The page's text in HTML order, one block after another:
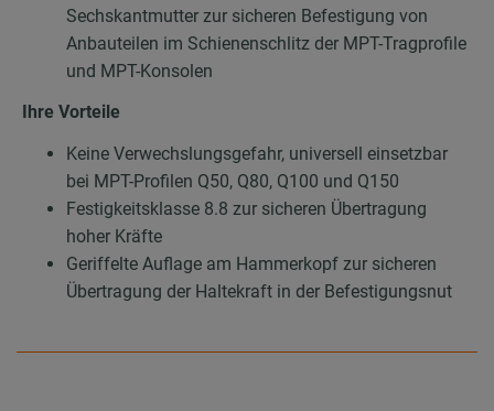
Sechskantmutter zur sicheren Befestigung von
Anbauteilen im Schienenschlitz der MPT-Tragprofile
und MPT-Konsolen
Ihre Vorteile
Keine Verwechslungsgefahr, universell einsetzbar
bei MPT-Profilen Q50, Q80, Q100 und Q150
Festigkeitsklasse 8.8 zur sicheren Übertragung
hoher Kräfte
Geriffelte Auflage am Hammerkopf zur sicheren
Übertragung der Haltekraft in der Befestigungsnut